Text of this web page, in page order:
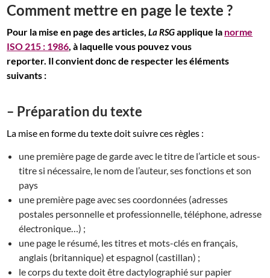
Comment mettre en page le texte ?
Pour la mise en page des articles,La RSGapplique la norme
ISO 215 : 1986, à laquelle vous pouvez vous
reporter. Il convient donc de respecter les éléments
suivants :
– Préparation du texte
La mise en forme du texte doit suivre ces règles :
une première page de garde avec le titre de l’article et sous-
titre si nécessaire, le nom de l’auteur, ses fonctions et son
pays
une première page avec ses coordonnées (adresses
postales personnelle et professionnelle, téléphone, adresse
électronique…) ;
une page le résumé, les titres et mots-clés en français,
anglais (britannique) et espagnol (castillan) ;
le corps du texte doit être dactylographié sur papier